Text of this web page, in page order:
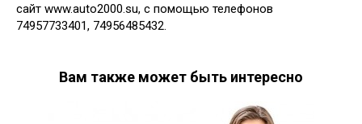
сайт www.auto2000.su, с помощью телефонов
74957733401, 74956485432.
Вам также может быть интересно